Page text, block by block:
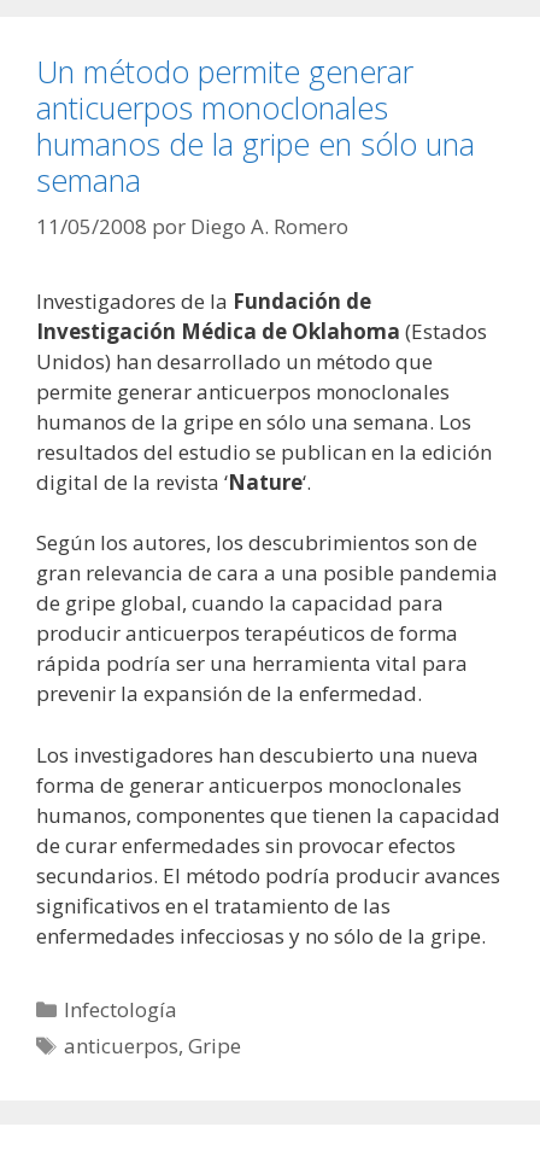
Un método permite generar
anticuerpos monoclonales
humanos de la gripe en sólo una
semana
11/05/2008 por Diego A. Romero
Investigadores de la Fundación de
Investigación Médica de Oklahoma (Estados
Unidos) han desarrollado un método que
permite generar anticuerpos monoclonales
humanos de la gripe en sólo una semana. Los
resultados del estudio se publican en la edición
digital de la revista ‘Nature‘.
Según los autores, los descubrimientos son de
gran relevancia de cara a una posible pandemia
de gripe global, cuando la capacidad para
producir anticuerpos terapéuticos de forma
rápida podría ser una herramienta vital para
prevenir la expansión de la enfermedad.
Los investigadores han descubierto una nueva
forma de generar anticuerpos monoclonales
humanos, componentes que tienen la capacidad
de curar enfermedades sin provocar efectos
secundarios. El método podría producir avances
significativos en el tratamiento de las
enfermedades infecciosas y no sólo de la gripe.
Categorías
Infectología
Etiquetas
anticuerpos,Gripe